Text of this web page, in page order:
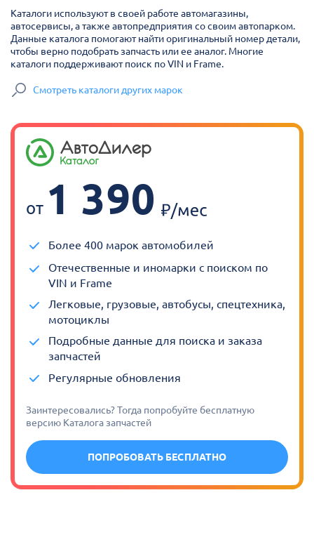
Каталоги используют в своей работе автомагазины,
автосервисы, а также автопредприятия со своим автопарком.
Данные каталога помогают найти оригинальный номер детали,
чтобы верно подобрать запчасть или ее аналог. Многие
каталоги поддерживают поиск по VIN и Frame.
Смотреть каталоги других марок
от 1 390
Более 400 марок автомобилей
Отечественные и иномарки с поиском по
VIN и Frame
Легковые, грузовые, автобусы, спецтехника,
мотоциклы
Подробные данные для поиска и заказа
запчастей
Регулярные обновления
Заинтересовались? Тогда попробуйте бесплатную
версию Каталога запчастей
ПОПРОБОВАТЬ БЕСПЛАТНО